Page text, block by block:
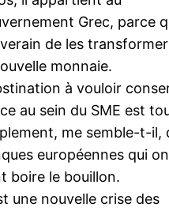
Grec, parce
de les
monnaie.
à vouloir
au sein du SME est
me semble-t-il,
européennes qui
boire le bouillon.
une nouvelle crise des